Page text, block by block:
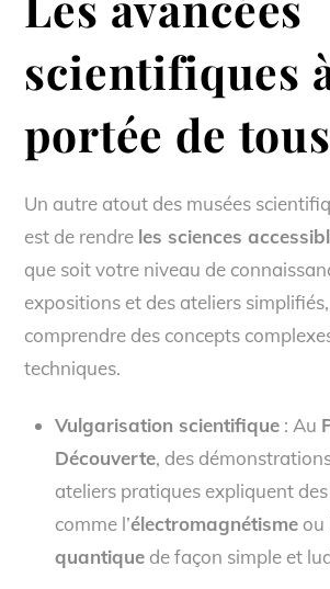
scientifiques
portée de tous
Un autre atout des musées
est de rendre les sciences
que soit votre niveau de
expositions et des ateliers
comprendre des concepts
techniques.
Vulgarisation scientifique: Au
Découverte, des
ateliers pratiques expliquent
comme l’électromagnétismeou
quantiquede façon simple et